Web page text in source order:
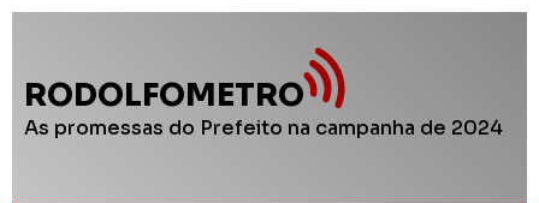
RODOLFOMETRO
As promessas do Prefeito na campanha de 2024